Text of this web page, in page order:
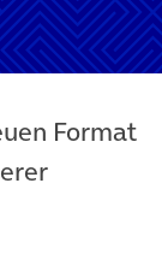
Format